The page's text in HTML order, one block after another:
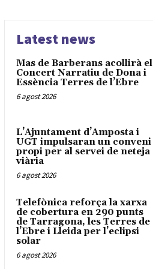
Latest news
Mas de Barberans acollirà el
Concert Narratiu de Dona i
Essència Terres de l’Ebre
6 agost 2026
L’Ajuntament d’Amposta i
UGT impulsaran un conveni
propi per al servei de neteja
viària
6 agost 2026
Telefònica reforça la xarxa
de cobertura en 290 punts
de Tarragona, les Terres de
l’Ebre i Lleida per l’eclipsi
solar
6 agost 2026